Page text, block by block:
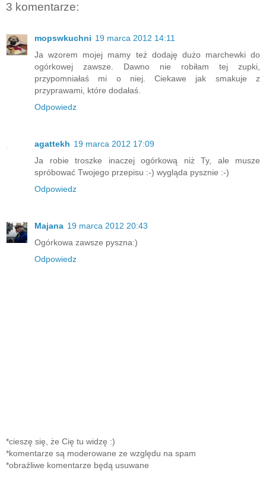
3 komentarze:
mopswkuchni 19 marca 2012 14:11
Ja wzorem mojej mamy też dodaję dużo marchewki do
ogórkowej zawsze. Dawno nie robiłam tej zupki,
przypomniałaś mi o niej. Ciekawe jak smakuje z
przyprawami, które dodałaś.
Odpowiedz
agattekh 19 marca 2012 17:09
Ja robie troszke inaczej ogórkową niż Ty, ale musze
spróbować Twojego przepisu :-) wygląda pysznie :-)
Odpowiedz
Majana 19 marca 2012 20:43
Ogórkowa zawsze pyszna:)
Odpowiedz
*cieszę się, że Cię tu widzę :)
*komentarze są moderowane ze względu na spam
*obraźliwe komentarze będą usuwane